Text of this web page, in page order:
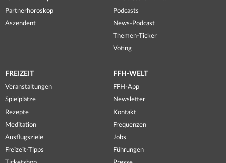
Partnerhoroskop
Aszendent
Podcasts
News-Podcast
Themen-Ticker
Voting
FREIZEIT
Veranstaltungen
Spielplätze
Rezepte
Meditation
Ausflugsziele
Freizeit-Tipps
FFH-WELT
FFH-App
Newsletter
Kontakt
Frequenzen
Jobs
Führungen